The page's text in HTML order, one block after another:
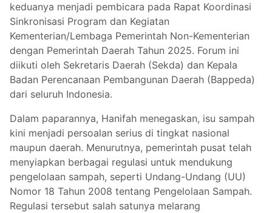
keduanya menjadi pembicara pada Rapat Koordinasi
Sinkronisasi Program dan Kegiatan
Kementerian/Lembaga Pemerintah Non-Kementerian
dengan Pemerintah Daerah Tahun 2025. Forum ini
diikuti oleh Sekretaris Daerah (Sekda) dan Kepala
Badan Perencanaan Pembangunan Daerah (Bappeda)
dari seluruh Indonesia.
Dalam paparannya, Hanifah menegaskan, isu sampah
kini menjadi persoalan serius di tingkat nasional
maupun daerah. Menurutnya, pemerintah pusat telah
menyiapkan berbagai regulasi untuk mendukung
pengelolaan sampah, seperti Undang-Undang (UU)
Nomor 18 Tahun 2008 tentang Pengelolaan Sampah.
Regulasi tersebut salah satunya melarang